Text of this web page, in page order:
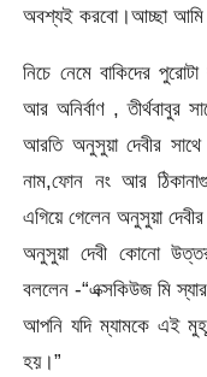
অবশ্যই করবো।আচ্ছা আমি
নিচে নেমে বাকিদের
আর অনির্বাণ , তীর্থবাবুর
আরতি অনুসুয়া দেবীর
নাম,ফোন নং আর
এগিয়ে গেলেন অনুসুয়া
অনুসুয়া দেবী কোনো
বললেন -“এক্সকিউজ মি
আপনি যদি ম্যামকে এই
হয়।”